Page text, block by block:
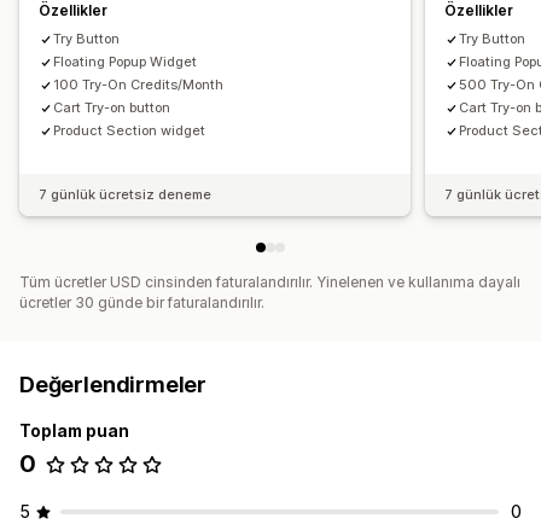
Özellikler
Try Button
Floating Popup Widget
100 Try-On Credits/Month
Cart Try-on button
Product Section widget
7 günlük ücretsiz deneme
Özellikler
Try Button
Floating
500 Try-On
Cart Try-on
Product
7 günlük
Tüm ücretler USD cinsinden faturalandırılır. Yinelenen ve kullanıma dayalı
ücretler 30 günde bir faturalandırılır.
Değerlendirmeler
Toplam puan
0
5 0